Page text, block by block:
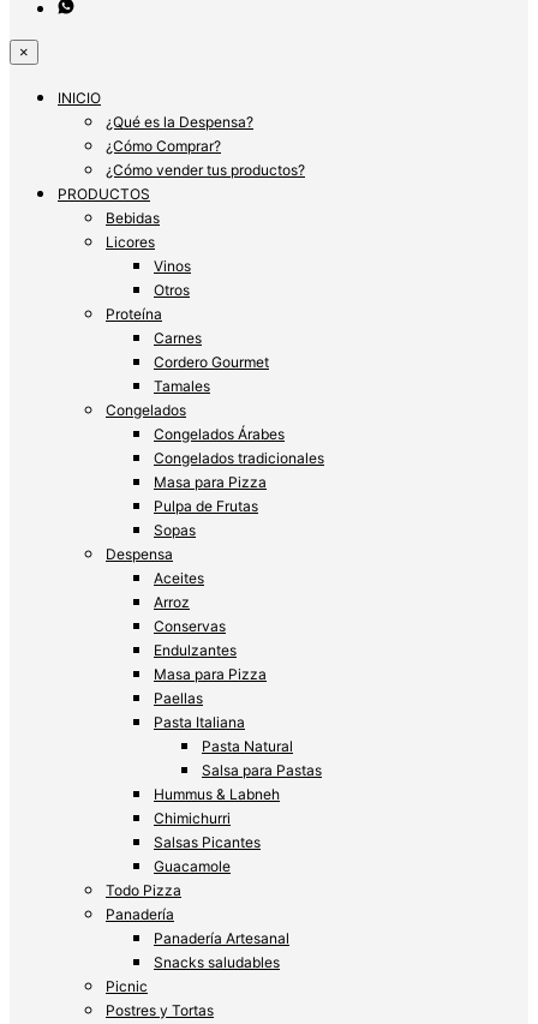
×
INICIO
¿Qué es la Despensa?
¿Cómo Comprar?
¿Cómo vender tus productos?
PRODUCTOS
Bebidas
Licores
Vinos
Otros
Proteína
Carnes
Cordero Gourmet
Tamales
Congelados
Congelados Árabes
Congelados tradicionales
Masa para Pizza
Pulpa de Frutas
Sopas
Despensa
Aceites
Arroz
Conservas
Endulzantes
Masa para Pizza
Paellas
Pasta Italiana
Pasta Natural
Salsa para Pastas
Hummus & Labneh
Chimichurri
Salsas Picantes
Guacamole
Todo Pizza
Panadería
Panadería Artesanal
Snacks saludables
Picnic
Postres y Tortas